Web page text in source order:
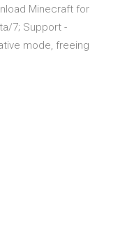
Minecraft for
7; Support -
mode, freeing